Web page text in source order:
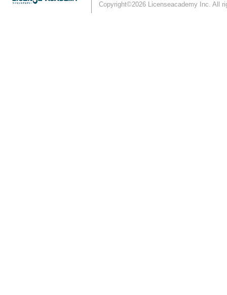
Copyright©2026 Licenseacademy Inc. All